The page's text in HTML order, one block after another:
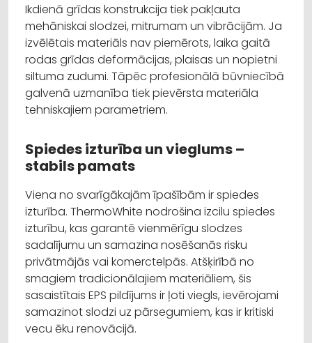
Ikdienā grīdas konstrukcija tiek pakļauta
mehāniskai slodzei, mitrumam un vibrācijām. Ja
izvēlētais materiāls nav piemērots, laika gaitā
rodas grīdas deformācijas, plaisas un nopietni
siltuma zudumi. Tāpēc profesionālā būvniecībā
galvenā uzmanība tiek pievērsta materiāla
tehniskajiem parametriem.
Spiedes izturība un vieglums –
stabils pamats
Viena no svarīgākajām īpašībām ir spiedes
izturība. ThermoWhite nodrošina izcilu spiedes
izturību, kas garantē vienmērīgu slodzes
sadalījumu un samazina nosēšanās risku
privātmājās vai komerctelpās. Atšķirībā no
smagiem tradicionālajiem materiāliem, šis
sasaistītais EPS pildījums ir ļoti viegls, ievērojami
samazinot slodzi uz pārsegumiem, kas ir kritiski
vecu ēku renovācijā.